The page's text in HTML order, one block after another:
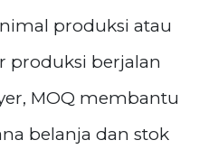
produksi atau
produksi berjalan
MOQ membantu
belanja dan stok